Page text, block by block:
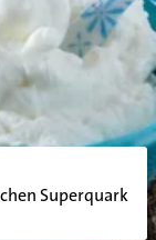
Superquark